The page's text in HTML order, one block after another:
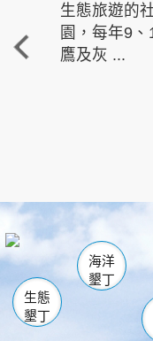
生態旅遊的
園，每年9
鷹及灰 ...
海生館
恆春
龍鑾潭
瓊麻館
關山
白砂
生態
墾丁
海洋
墾丁